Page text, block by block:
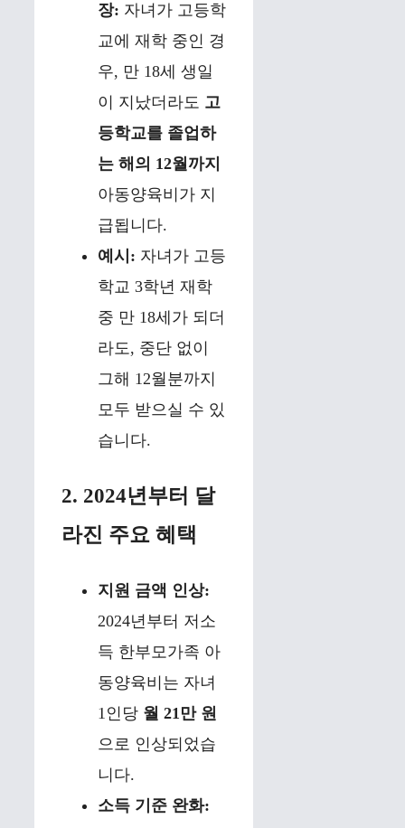
장: 자녀가 고등학
교에 재학 중인 경
우, 만 18세 생일
이 지났더라도 고
등학교를 졸업하
는 해의 12월까지
아동양육비가 지
급됩니다.
예시: 자녀가 고등
학교 3학년 재학
중 만 18세가 되더
라도, 중단 없이
그해 12월분까지
모두 받으실 수 있
습니다.
2. 2024년부터 달
라진 주요 혜택
지원 금액 인상:
2024년부터 저소
득 한부모가족 아
동양육비는 자녀
1인당 월 21만 원
으로 인상되었습
니다.
소득 기준 완화: